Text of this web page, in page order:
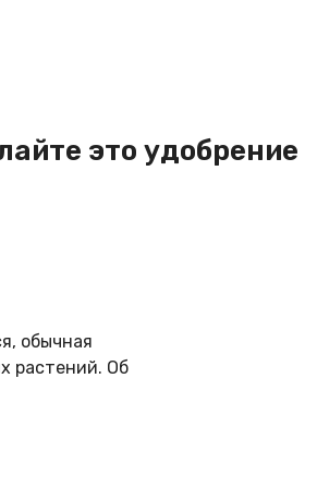
это удобрение
обычная
растений. Об